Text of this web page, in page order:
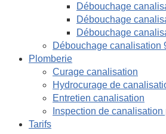
Débouchage
Débouchage
Débouchage
Débouchage canalisation
Plomberie
Curage canalisation
Hydrocurage de
Entretien canalisation
Inspection de canalisation
Tarifs